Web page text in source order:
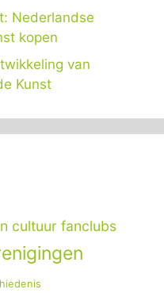
Nederlandse
kopen
van
Kunst
cultuur fanclubs